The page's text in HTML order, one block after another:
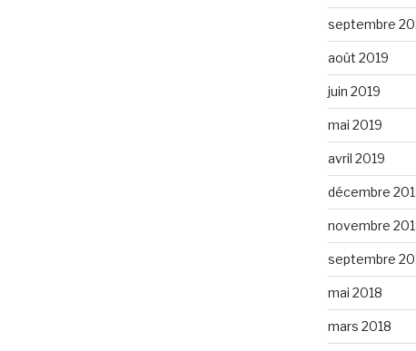
septembre
août 2019
juin 2019
mai 2019
avril 2019
décembre
novembre
septembre
mai 2018
mars 2018